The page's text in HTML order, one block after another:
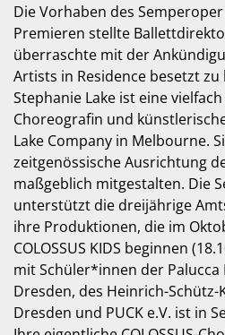
Die Vorhaben des
Premieren stellte
überraschte mit der
Artists in Residence besetzt
Stephanie Lake ist eine
Choreografin und
Lake Company in Melbourne.
zeitgenössische Ausrichtung
maßgeblich mitgestalten. Die
unterstützt die dreijährige
ihre Produktionen, die im
COLOSSUS KIDS beginnen
mit Schüler*innen der Palucca
Dresden, des Heinrich-
Dresden und PUCK e.V. ist in